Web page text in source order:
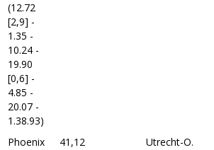
(12.72
[2,9] -
1.35 -
10.24 -
19.90
[0,6] -
4.85 -
20.07 -
1.38.93)
Phoenix
41,12 Utrecht-O.